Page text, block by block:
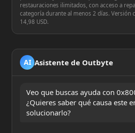
restauraciones ilimitados, con acceso a
categoría durante al menos 2 días. Versión
14,98 USD.
AI Asistente de Outbyte
Veo que buscas ayuda con
¿Quieres saber qué causa este
solucionarlo?